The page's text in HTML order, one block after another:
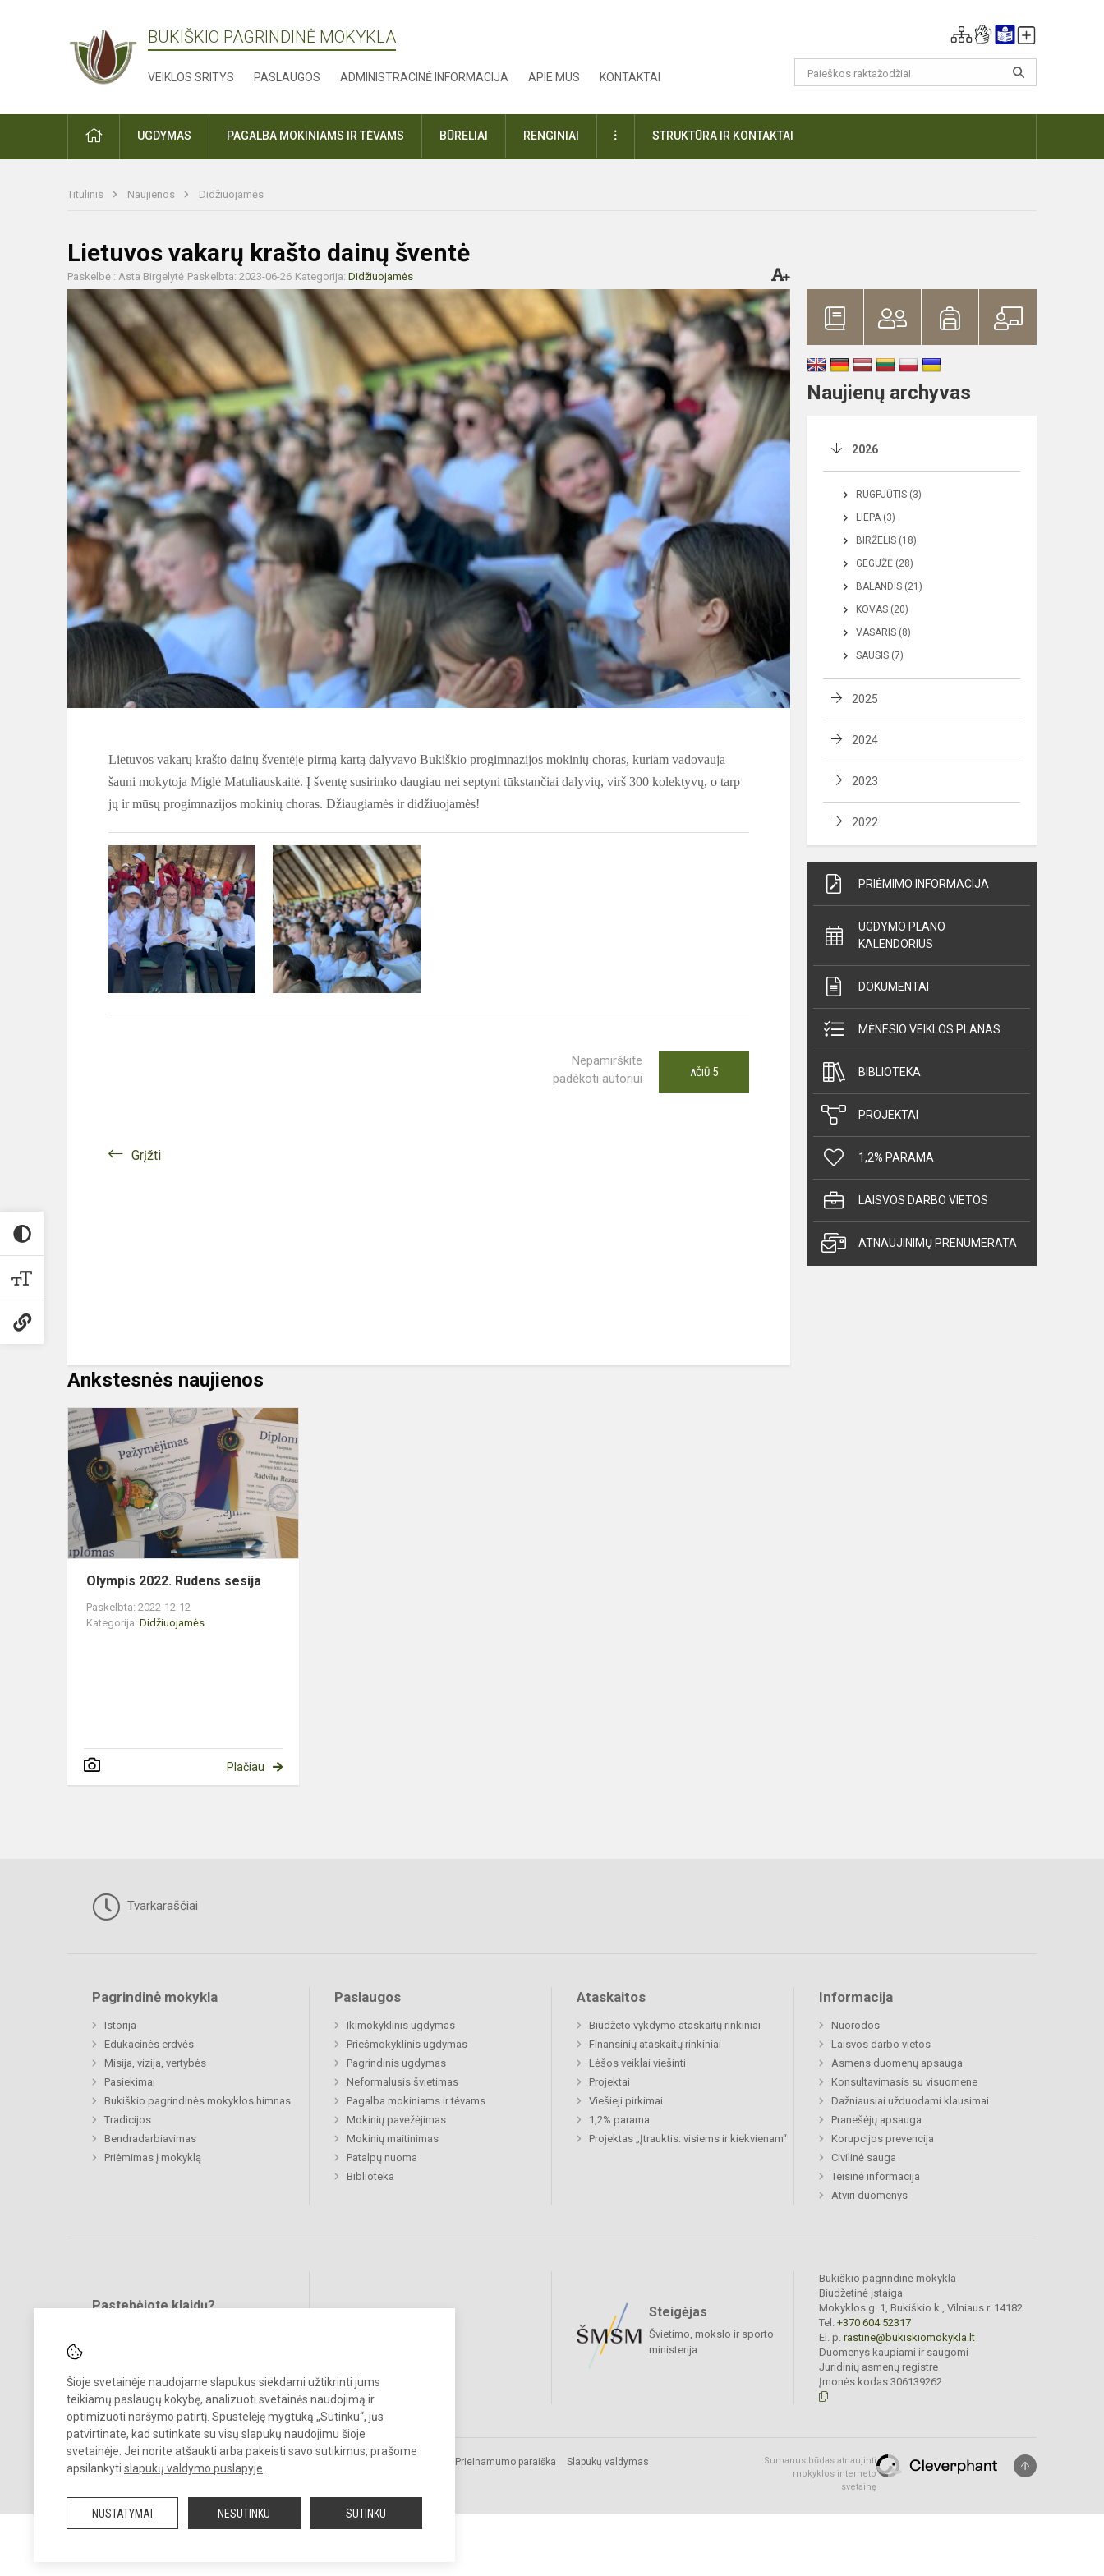
Šioje svetainėje naudojame slapukus siekdami užtikrinti jums
teikiamų paslaugų kokybę, analizuoti svetainės naudojimą ir
optimizuoti naršymo patirtį. Spustelėję mygtuką „Sutinku“, jūs
patvirtinate, kad sutinkate su visų slapukų naudojimu šioje
svetainėje. Jei norite atšaukti arba pakeisti savo sutikimus, prašome
apsilankyti slapukų valdymo puslapyje
NUSTATYMAI NESUTINKU SUTINKU
BUKIŠKIO PAGRINDINĖ MOKYKLA
VEIKLOS SRITYS PASLAUGOS ADMINISTRACINĖ INFORMACIJA APIE MUS KONTAKTAI
PRADŽIAUGDYMAS PAGALBA MOKINIAMS IR TĖVAMS BŪRELIAI RENGINIAI DAUGIAUSTRUKTŪRA IR KONTAKTAI
Titulinis Naujienos Didžiuojamės
Lietuvos vakarų krašto dainų šventė
Paskelbė : Asta Birgelytė Paskelbta: 2023-06-26 Kategorija: Didžiuojamės
Lietuvos vakarų krašto dainų šventėje pirmą kartą dalyvavo Bukiškio progimnazijos mokinių choras, kuriam vadovauja
šauni mokytoja Miglė Matuliauskaitė. Į šventę susirinko daugiau nei septyni tūkstančiai dalyvių, virš 300 kolektyvų, o tarp
jų ir mūsų progimnazijos mokinių choras. Džiaugiamės ir didžiuojamės!
Nepamirškite
padėkoti autoriui
AČIŪ 5
Grįžti
Ankstesnės naujienos
Rudens
sesija
Olympis 2022. Rudens sesija
Paskelbta: 2022-12-12
Kategorija: Didžiuojamės
Plačiau
Naujienų archyvas
2026
RUGPJŪTIS (3)
LIEPA (3)
BIRŽELIS (18)
GEGUŽĖ (28)
BALANDIS (21)
KOVAS (20)
VASARIS (8)
SAUSIS (7)
2025
2024
2023
2022
PRIĖMIMO INFORMACIJA
UGDYMO PLANO
KALENDORIUS
DOKUMENTAI
MĖNESIO VEIKLOS PLANAS
BIBLIOTEKA
PROJEKTAI
1,2% PARAMA
LAISVOS DARBO VIETOS
ATNAUJINIMŲ PRENUMERATA
Tvarkaraščiai
Pagrindinė mokykla
Istorija
Edukacinės erdvės
Misija, vizija, vertybės
Pasiekimai
Bukiškio pagrindinės mokyklos himnas
Tradicijos
Bendradarbiavimas
Priėmimas į mokyklą
Paslaugos
Ikimokyklinis ugdymas
Priešmokyklinis ugdymas
Pagrindinis ugdymas
Neformalusis švietimas
Pagalba mokiniams ir tėvams
Mokinių pavėžėjimas
Mokinių maitinimas
Patalpų nuoma
Biblioteka
Ataskaitos
Biudžeto vykdymo ataskaitų rinkiniai
Finansinių ataskaitų rinkiniai
Lėšos veiklai viešinti
Projektai
Viešieji pirkimai
1,2% parama
Projektas „Įtrauktis: visiems ir kiekvienam“
Informacija
Nuorodos
Laisvos darbo vietos
Asmens duomenų apsauga
Konsultavimasis su visuomene
Dažniausiai užduodami klausimai
Pranešėjų apsauga
Korupcijos prevencija
Civilinė sauga
Teisinė informacija
Atviri duomenys
Pastebėjote klaidų? Steigėjas
Švietimo, mokslo ir sporto
ministerija
Bukiškio pagrindinė mokykla
Biudžetinė įstaiga
Mokyklos g. 1, Bukiškio k., Vilniaus r. 14182
Tel. +370 604 52317
El. p. rastine@bukiskiomokykla.lt
Duomenys kaupiami ir saugomi
Juridinių asmenų registre
Įmonės kodas 306139262
© 2023. Bukiškio pagrindinė mokykla. Visos teisės saugomos.
Kopijuoti turinį be raštiško Bukiškio pagrindinės mokyklos administracijos
Prieinamumo paraiška Slapukų valdymas
Sumanus būdas atnaujinti
mokyklos interneto
svetainę